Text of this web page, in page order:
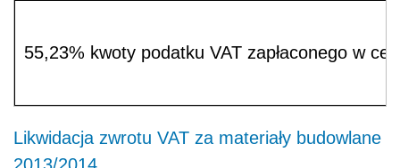
55,23% kwoty podatku VAT zapłaconego w
Likwidacja zwrotu VAT za materiały budowlane